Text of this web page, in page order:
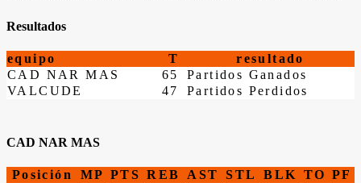
Resultados
equipo T
resultado
CAD NAR MAS
65
Partidos Ganados
VALCUDE
47 Partidos Perdidos
CAD NAR MAS
Posición MP PTS REB AST STL BLK TO PF